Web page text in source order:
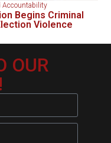
Accountability
Begins Criminal
Violence
OUR